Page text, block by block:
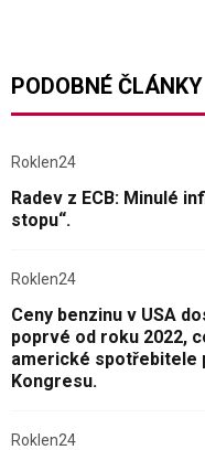
PODOBNÉ ČLÁNKY
Roklen24
Radev z ECB: Minulé
stopu“.
Roklen24
Ceny benzinu v USA
poprvé od roku 2022,
americké spotřebitele
Kongresu.
Roklen24